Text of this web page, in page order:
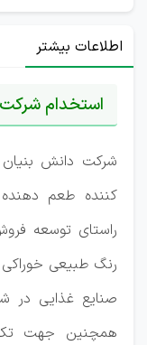
اطلاعات بیشتر
استخدام شرکت
شرکت دانش بنیان
کننده طعم
راستای توسعه
رنگ طبیعی
صنایع غذایی در
همچنین جهت